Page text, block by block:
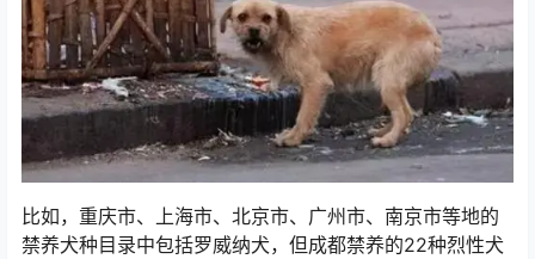
比如，重庆市、上海市、北京市、广州市、南京市等地的
禁养犬种目录中包括罗威纳犬，但成都禁养的22种烈性犬